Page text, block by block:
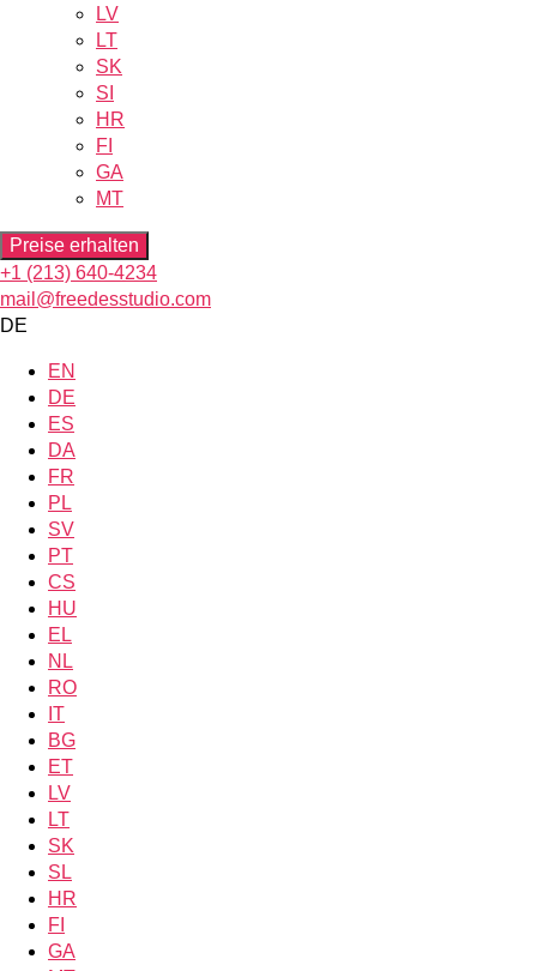
LV
LT
SK
SI
HR
FI
GA
MT
Preise erhalten
+1 (213) 640-4234
mail@freedesstudio.com
DE
EN
DE
ES
DA
FR
PL
SV
PT
CS
HU
EL
NL
RO
IT
BG
ET
LV
LT
SK
SL
HR
FI
GA